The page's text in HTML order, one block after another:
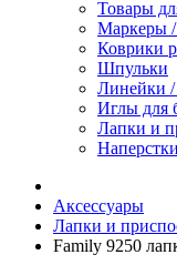
Товары
Маркеры
Коврики
Шпульки
Линейки /
Иглы для
Лапки и
Наперстки
Аксессуары
Лапки и
Family 9250